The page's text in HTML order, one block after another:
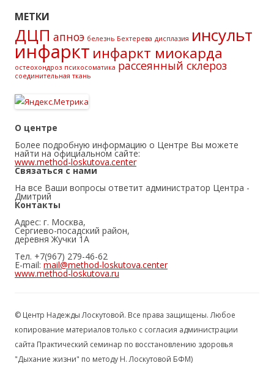
МЕТКИ
ДЦП апноэ белезнь Бехтерева дисплазия инсульт
инфаркт инфаркт миокарда
остеохондроз психосоматика рассеянный склероз
соединительная ткань
О центре
Более подробную информацию о Центре Вы можете
найти на официальном сайте:
www.method-loskutova.center
Связаться с нами
На все Ваши вопросы ответит администратор Центра -
Дмитрий
Контакты
Адрес: г. Москва,
Сергиево-посадский район,
деревня Жучки 1А
Тел. +7(967) 279-46-62
E-mail: mail@method-loskutova.center
www.method-loskutova.ru
© Центр Надежды Лоскутовой. Все права защищены. Любое
копирование материалов только с согласия администрации
сайта Практический семинар по восстановлению здоровья
"Дыхание жизни" по методу Н. Лоскутовой БФМ)